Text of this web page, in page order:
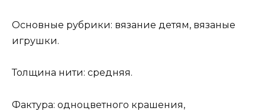
Основные рубрики: вязание детям, вязаные
игрушки.
Толщина нити: средняя.
Фактура: одноцветного крашения,